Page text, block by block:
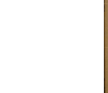
Magyar
2026.
Jazz-rock
Jazz-rock
2026.